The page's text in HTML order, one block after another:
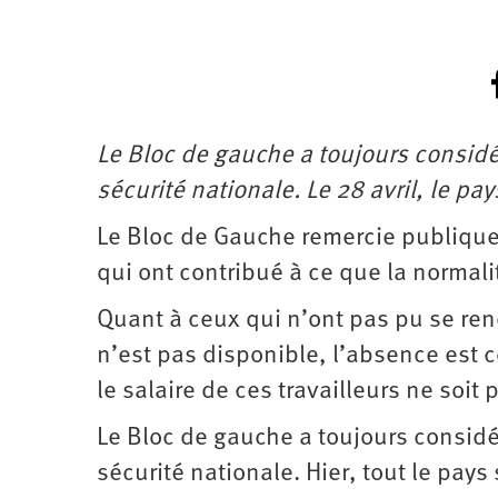
Le Bloc de gauche a toujours
sécurité nationale. Le 28 avril, le
Le Bloc de Gauche remercie
qui ont contribué à ce que la
Quant à ceux qui n’ont pas pu se
n’est pas disponible, l’absence est
le salaire de ces travailleurs ne soit
Le Bloc de gauche a toujours
sécurité nationale. Hier, tout le pays